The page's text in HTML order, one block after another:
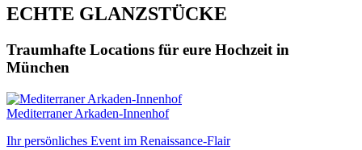
ECHTE GLANZSTÜCKE
Traumhafte Locations für eure Hochzeit in
München
Mediterraner Arkaden-Innenhof
Ihr persönliches Event im Renaissance-Flair